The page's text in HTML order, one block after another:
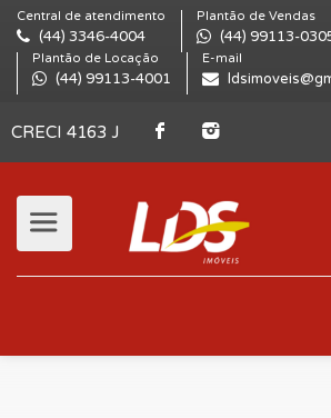
Central de atendimento
(44) 3346-4004
Plantão de Vendas
(44) 99113-
Plantão de Locação
(44) 99113-4001
E-mail
CRECI 4163 J